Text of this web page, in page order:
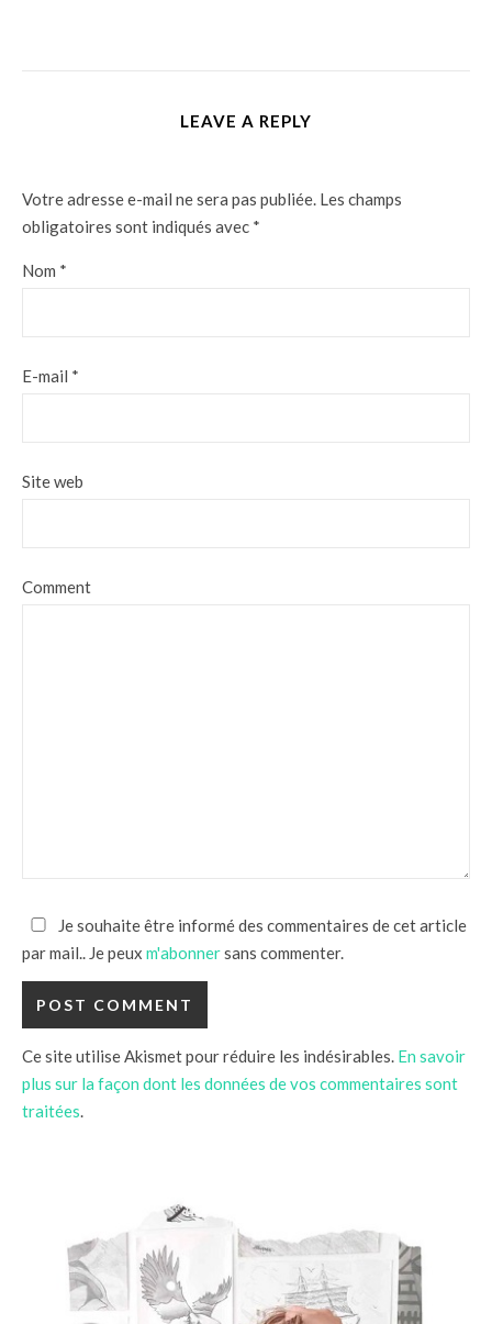
LEAVE A REPLY
Votre adresse e-mail ne sera pas publiée. Les champs
obligatoires sont indiqués avec *
Nom *
E-mail *
Site web
Comment
Je souhaite être informé des commentaires de cet article
par mail.. Je peux m'abonnersans commenter.
Ce site utilise Akismet pour réduire les indésirables. En savoir
plus sur la façon dont les données de vos commentaires sont
traitées.